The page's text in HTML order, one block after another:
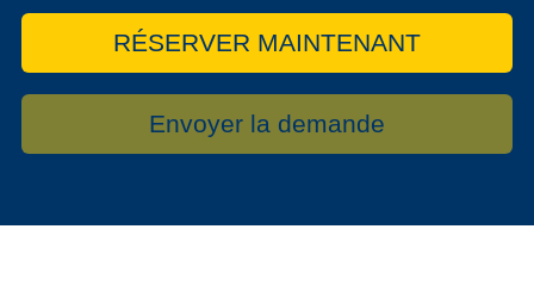
RÉSERVER MAINTENANT
Envoyer la demande